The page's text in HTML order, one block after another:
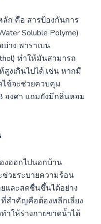
ก คือ สารป้องกันการ
Soluble Polyme)
าง พาราเบน
ทำให้มันสามารถ
งเกินไปได้ เช่น หากมี
ไข้จะช่วยควบคุม
องศา แถมยังมีกลิ่นหอม
งออกไปนอกบ้าน
วยระบายความร้อน
และสดชื่นขึ้นได้อย่าง
สำคัญคือต้องหลีกเลี่ยง
ำให้ร่างกายขาดน้ำได้